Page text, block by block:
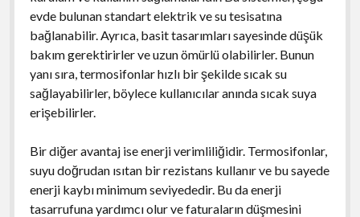
evde bulunan standart elektrik ve su tesisatına
bağlanabilir. Ayrıca, basit tasarımları sayesinde düşük
bakım gerektirirler ve uzun ömürlü olabilirler. Bunun
yanı sıra, termosifonlar hızlı bir şekilde sıcak su
sağlayabilirler, böylece kullanıcılar anında sıcak suya
erişebilirler.
Bir diğer avantaj ise enerji verimliliğidir. Termosifonlar,
suyu doğrudan ısıtan bir rezistans kullanır ve bu sayede
enerji kaybı minimum seviyededir. Bu da enerji
tasarrufuna yardımcı olur ve faturaların düşmesini